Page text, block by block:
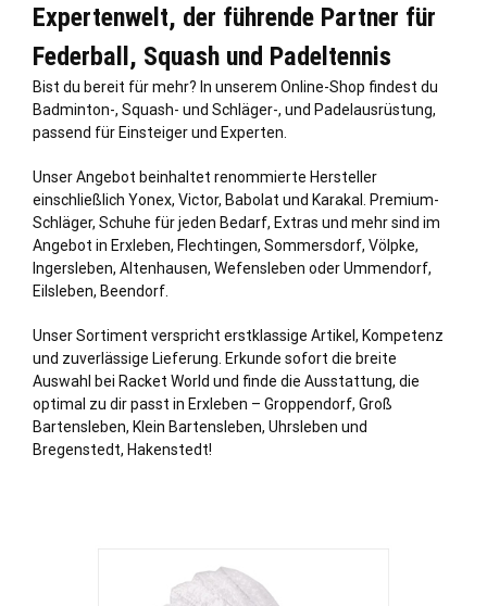
Expertenwelt, der führende Partner für
Federball, Squash und Padeltennis
Bist du bereit für mehr? In unserem Online-Shop findest du
Badminton-, Squash- und Schläger-, und Padelausrüstung,
passend für Einsteiger und Experten.
Unser Angebot beinhaltet renommierte Hersteller
einschließlich Yonex, Victor, Babolat und Karakal. Premium-
Schläger, Schuhe für jeden Bedarf, Extras und mehr sind im
Angebot in Erxleben, Flechtingen, Sommersdorf, Völpke,
Ingersleben, Altenhausen, Wefensleben oder Ummendorf,
Eilsleben, Beendorf.
Unser Sortiment verspricht erstklassige Artikel, Kompetenz
und zuverlässige Lieferung. Erkunde sofort die breite
Auswahl bei Racket World und finde die Ausstattung, die
optimal zu dir passt in Erxleben – Groppendorf, Groß
Bartensleben, Klein Bartensleben, Uhrsleben und
Bregenstedt, Hakenstedt!